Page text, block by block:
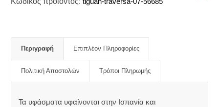
Περιγραφή Επιπλέον Πληροφορίες
Πολιτική Αποστολών Τρόποι Πληρωμής
Τα υφάσματα υφαίνονται στην Ισπανία και